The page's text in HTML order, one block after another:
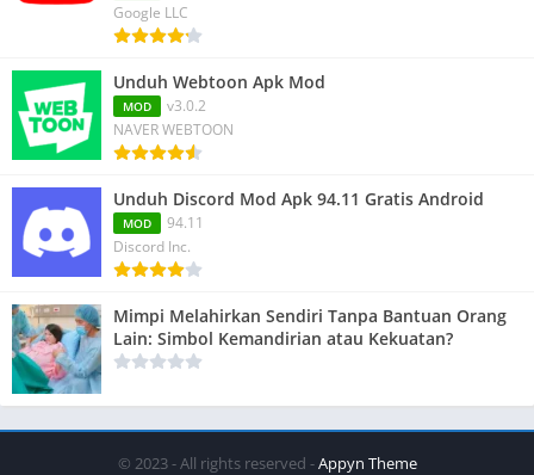
Google LLC
Unduh Webtoon Apk Mod
MOD
v3.0.2
NAVER WEBTOON
Unduh Discord Mod Apk 94.11 Gratis Android
MOD
94.11
Discord Inc.
Mimpi Melahirkan Sendiri Tanpa Bantuan Orang
Lain: Simbol Kemandirian atau Kekuatan?
© 2023 - All rights reserved -Appyn Theme